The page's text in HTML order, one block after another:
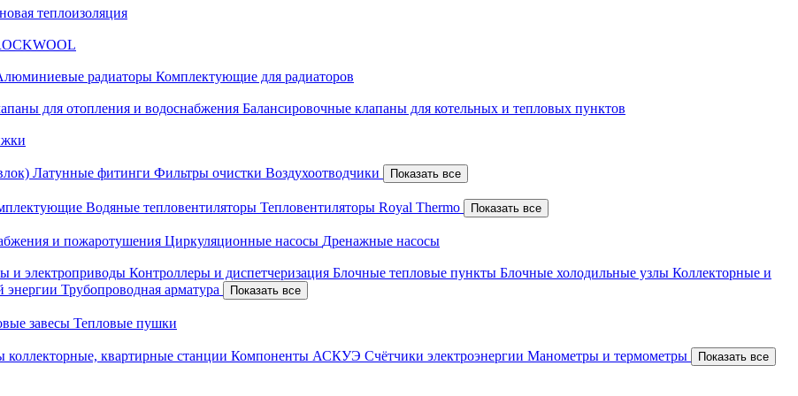
теплоизоляция
радиаторы Комплектующие для радиаторов
для отопления и водоснабжения Балансировочные клапаны для котельных и тепловых пунктов
Латунные фитинги Фильтры очистки Воздухоотводчики Показать все
Водяные тепловентиляторы Тепловентиляторы Royal Thermo Показать все
и пожаротушения Циркуляционные насосы Дренажные насосы
и электроприводы Контроллеры и диспетчеризация Блочные тепловые пункты Блочные холодильные узлы Коллекторные и
энергии Трубопроводная арматура Показать все
завесы Тепловые пушки
коллекторные, квартирные станции Компоненты АСКУЭ Счётчики электроэнергии Манометры и термометры Показать все